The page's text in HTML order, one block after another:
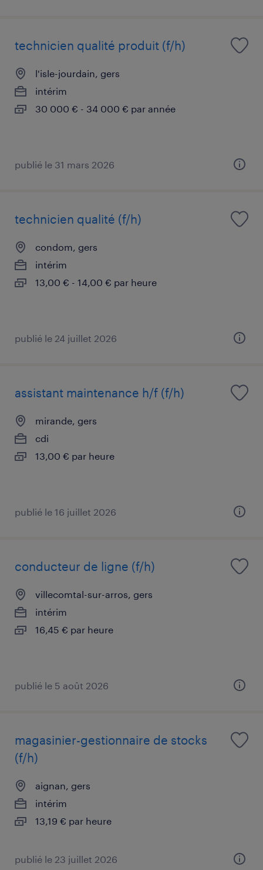
technicien qualité produit (f/h)
l'isle-jourdain, gers
intérim
30 000 € - 34 000 € par année
publié le 31 mars 2026
technicien qualité (f/h)
condom, gers
intérim
13,00 € - 14,00 € par heure
publié le 24 juillet 2026
assistant maintenance h/f (f/h)
mirande, gers
cdi
13,00 € par heure
publié le 16 juillet 2026
conducteur de ligne (f/h)
villecomtal-sur-arros, gers
intérim
16,45 € par heure
publié le 5 août 2026
magasinier-gestionnaire de stocks
(f/h)
aignan, gers
intérim
13,19 € par heure
publié le 23 juillet 2026